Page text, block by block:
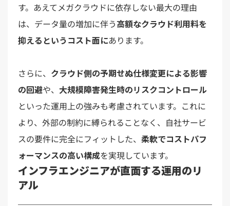
す。あえてメガクラウドに依存しない最大の理由
は、データ量の増加に伴う高額なクラウド利用料を
抑えるというコスト面にあります。
さらに、 クラウド側の予期せぬ仕様変更による影響
の回避や、 大規模障害発生時のリスクコントロール
といった運用上の強みも考慮されています。これに
より、外部の制約に縛られることなく、自社サービ
スの要件に完全にフィットした、 柔軟でコストパフ
ォーマンスの高い構成を実現しています。
インフラエンジニアが直面する運用のリ
アル